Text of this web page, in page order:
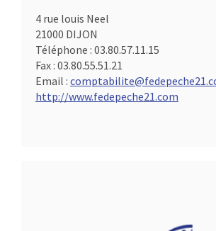
4 rue louis Neel
21000 DIJON
Téléphone : 03.80.57.11.15
Fax : 03.80.55.51.21
Email :
http://www.fedepeche21.com